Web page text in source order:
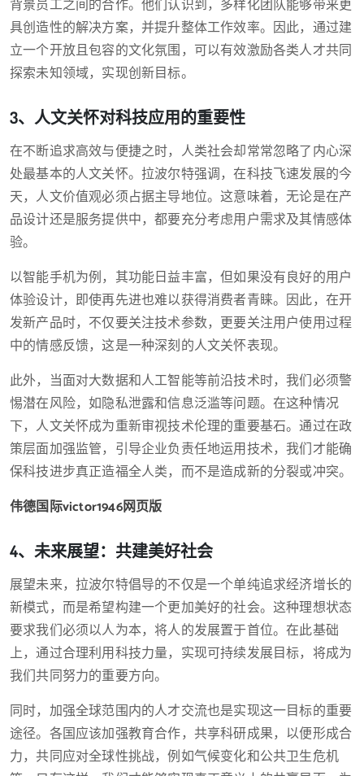
背景员工之间的合作。他们认识到，多样化团队能够带来更
具创造性的解决方案，并提升整体工作效率。因此，通过建
立一个开放且包容的文化氛围，可以有效激励各类人才共同
探索未知领域，实现创新目标。
3、人文关怀对科技应用的重要性
在不断追求高效与便捷之时，人类社会却常常忽略了内心深
处最基本的人文关怀。拉波尔特强调，在科技飞速发展的今
天，人文价值观必须占据主导地位。这意味着，无论是在产
品设计还是服务提供中，都要充分考虑用户需求及其情感体
验。
以智能手机为例，其功能日益丰富，但如果没有良好的用户
体验设计，即使再先进也难以获得消费者青睐。因此，在开
发新产品时，不仅要关注技术参数，更要关注用户使用过程
中的情感反馈，这是一种深刻的人文关怀表现。
此外，当面对大数据和人工智能等前沿技术时，我们必须警
惕潜在风险，如隐私泄露和信息泛滥等问题。在这种情况
下，人文关怀成为重新审视技术伦理的重要基石。通过在政
策层面加强监管，引导企业负责任地运用技术，我们才能确
保科技进步真正造福全人类，而不是造成新的分裂或冲突。
伟德国际victor1946网页版
4、未来展望：共建美好社会
展望未来，拉波尔特倡导的不仅是一个单纯追求经济增长的
新模式，而是希望构建一个更加美好的社会。这种理想状态
要求我们必须以人为本，将人的发展置于首位。在此基础
上，通过合理利用科技力量，实现可持续发展目标，将成为
我们共同努力的重要方向。
同时，加强全球范围内的人才交流也是实现这一目标的重要
途径。各国应该加强教育合作，共享科研成果，以便形成合
力，共同应对全球性挑战，例如气候变化和公共卫生危机